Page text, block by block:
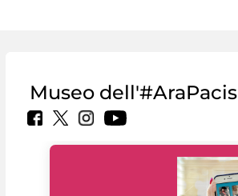
Museo dell'#AraPacis